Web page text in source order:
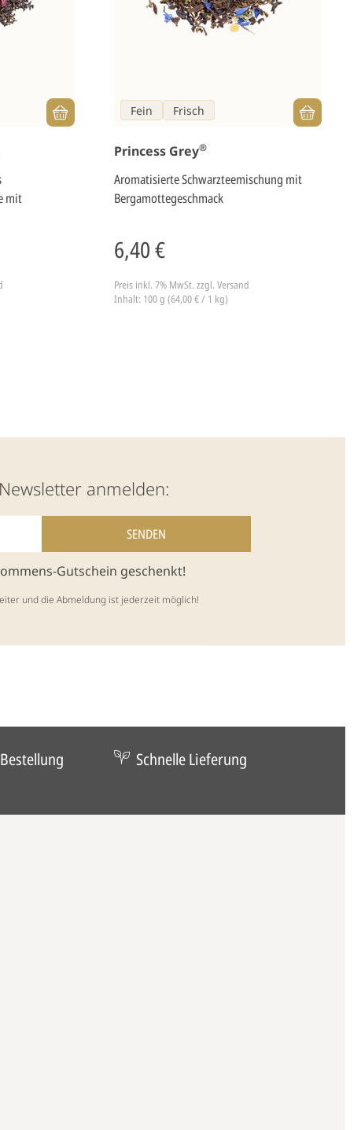
mit
Fein Frisch
Princess Grey®
Aromatisierte Schwarzteemischung mit
Bergamottegeschmack
6,40 €
Preis inkl. 7% MwSt.zzgl. Versand
Inhalt: 100 g (64,00 € / 1 kg)
anmelden:
Gutschein geschenkt!
und die Abmeldung ist jederzeit möglich!
Schnelle Lieferung